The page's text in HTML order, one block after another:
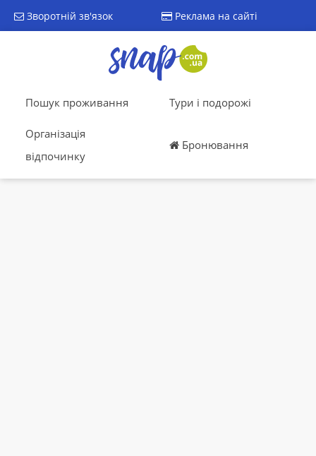
Зворотній зв'язок Реклама на сайті
Пошук проживання Тури і подорожі
Організація
відпочинку
Бронювання